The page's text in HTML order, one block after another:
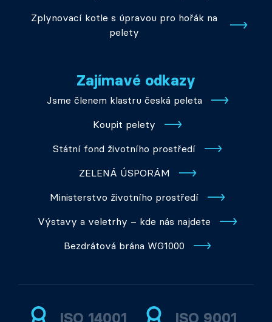
Zplynovací kotle s úpravou pro hořák na
pelety
Zajímavé odkazy
Jsme členem klastru česká peleta
Koupit pelety
Státní fond životního prostředí
ZELENÁ ÚSPORÁM
Ministerstvo životního prostředí
Výstavy a veletrhy – kde nás najdete
Bezdrátová brána WG1000
ISO 14001 ISO 9001